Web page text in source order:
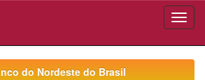
do Nordeste do Brasil